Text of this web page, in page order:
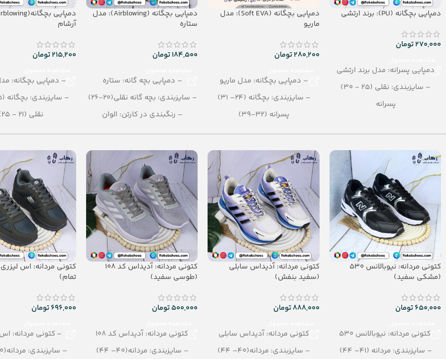
دمپایی بچگانه (PU): برند ارتشی
270,000تومان
دمپایی پسرانه: مدل برند ارتشی
– سایزبندی: نقلی (25 - 30)
پسرانه
– تعداد در کارتن: 36 جفت
دمپایی بچگانه (Soft EVA): مدل
ماریو
280,200تومان
– دمپایی بچگانه: مدل ماریو
– سایزبندی: بچگانه (24– 31)
پسرانه (32-39)
– رنگبندی در کارتن: الوان
– تعداد در کارتن:16 جفت
– جنس: Soft EVA
دمپایی بچگانه (Airblowing): مدل
ستاره
184,500تومان
– دمپایی بچه گانه: ستاره
– سایزبندی: بچه گانه نقلی(20-26)
– رنگبندی در کارتن: الوان
– تعداد در کارتن:42 جفت
– جنس: Airblowing
آرشام
215,200تومان
– دمپایی بچگانه:
– سایزبندی: بچگانه (25 - 30)
نقلی (21 - 25)
– رنگبندی در
– تعداد در کارتن: 24 جفت
– جنس: airblowing
کتونی مردانه: نیوبالانس 530
(مشکی سفید)
650,000تومان
کتونی مردانه: نیوبالانس 530
– سایزبندی: مردانه (41– 44)
کتونی مردانه: آدیداس سابلی
(سفید بنفش)
888,000تومان
کتونی مردانه: آدیداس سابلی
– سایزبندی: مردانه(40– 44)
کتونی مردانه: آدیداس کد 108
(طوسی سفید)
500,000تومان
کتونی مردانه: آدیداس کد 108
– سایزبندی: مردانه(40– 44)
کتونی مردانه: اس
تمام)
696,000تومان
– کتونی مردانه:
– سایزبندی: مردانه(40– 44)